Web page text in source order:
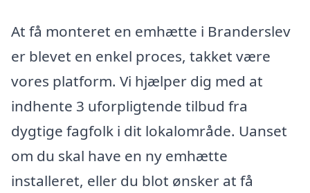
At få monteret en emhætte i Branderslev
er blevet en enkel proces, takket være
vores platform. Vi hjælper dig med at
indhente 3 uforpligtende tilbud fra
dygtige fagfolk i dit lokalområde. Uanset
om du skal have en ny emhætte
installeret, eller du blot ønsker at få